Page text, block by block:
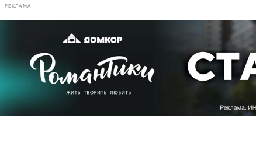
РЕКЛАМА